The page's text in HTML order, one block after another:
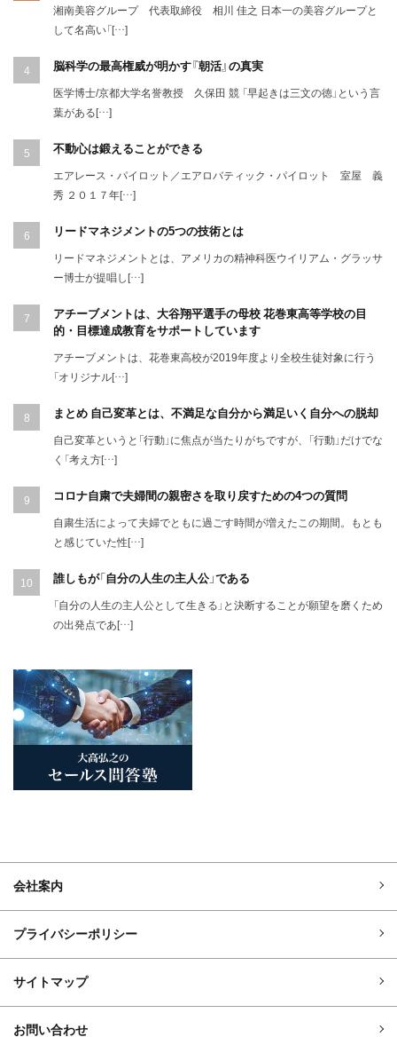
湘南美容グループ 代表取締役 相川 佳之 日本一の美容グループと
して名高い「[…]
脳科学の最高権威が明かす『朝活』の真実
医学博士/京都大学名誉教授 久保田 競 「早起きは三文の徳」という言
葉がある[…]
不動心は鍛えることができる
エアレース・パイロット／エアロバティック・パイロット 室屋 義
秀 ２０１７年[…]
リードマネジメントの5つの技術とは
リードマネジメントとは、アメリカの精神科医ウイリアム・グラッサ
ー博士が提唱し[…]
アチーブメントは、大谷翔平選手の母校 花巻東高等学校の目
的・目標達成教育をサポートしています
アチーブメントは、花巻東高校が2019年度より全校生徒対象に行う
「オリジナル[…]
まとめ 自己変革とは、不満足な自分から満足いく自分への脱却
自己変革というと「行動」に焦点が当たりがちですが、「行動」だけでな
く「考え方[…]
コロナ自粛で夫婦間の親密さを取り戻すための4つの質問
自粛生活によって夫婦でともに過ごす時間が増えたこの期間。もとも
と感じていた性[…]
誰しもが「自分の人生の主人公」である
「自分の人生の主人公として生きる」と決断することが願望を磨くため
の出発点であ[…]
会社案内
プライバシーポリシー
サイトマップ
お問い合わせ